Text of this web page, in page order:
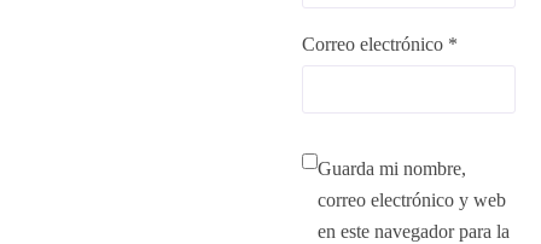
Correo electrónico *
Guarda mi nombre,
correo electrónico y web
en este navegador para la